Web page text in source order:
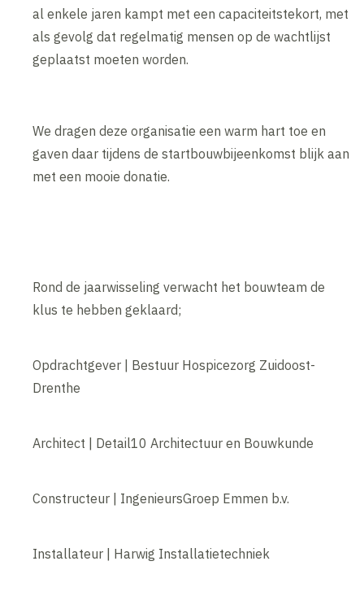
al enkele jaren kampt met een capaciteitstekort, met
als gevolg dat regelmatig mensen op de wachtlijst
geplaatst moeten worden.
We dragen deze organisatie een warm hart toe en
gaven daar tijdens de startbouwbijeenkomst blijk aan
met een mooie donatie.
Rond de jaarwisseling verwacht het bouwteam de
klus te hebben geklaard;
Opdrachtgever | Bestuur Hospicezorg Zuidoost-
Drenthe
Architect | Detail10 Architectuur en Bouwkunde
Constructeur | IngenieursGroep Emmen b.v.
Installateur | Harwig Installatietechniek